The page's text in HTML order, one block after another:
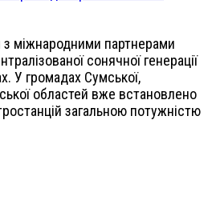
з міжнародними партнерами
сонячної генерації
У громадах Сумської,
областей вже встановлено
загальною потужністю